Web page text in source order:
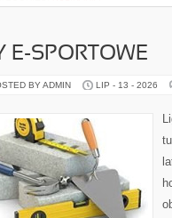
E-SPORTOWE
BY ADMIN LIP - 13 - 2026